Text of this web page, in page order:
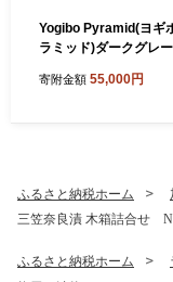
Yogibo Pyramid(ヨギ
ラミッド)ダークグレ
寄附金額 55,000円
ふるさと納税ホーム
三笠奈良漬 木箱詰合せ
ふるさと納税ホーム